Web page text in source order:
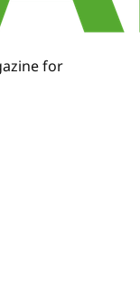
for